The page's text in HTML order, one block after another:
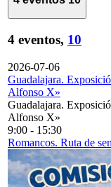
4 eventos, 10
2026-07-06
Guadalajara.
Alfonso X»
Guadalajara.
Alfonso X»
9:00 - 15:30
Romancos. Ruta de